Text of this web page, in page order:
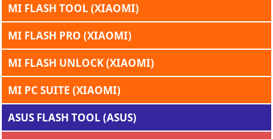
MI FLASH TOOL (XIAOMI)
MI FLASH PRO (XIAOMI)
MI FLASH UNLOCK (XIAOMI)
MI PC SUITE (XIAOMI)
ASUS FLASH TOOL (ASUS)